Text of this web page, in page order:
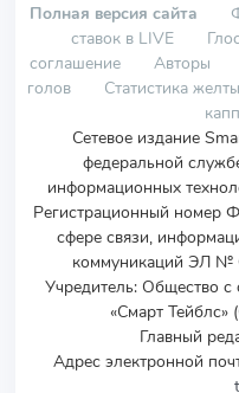
Полная версия сайта
ставок в LIVE
соглашение
Авторы
голов
Статистика
Сетевое издание
федеральной
информационных
Регистрационный номер
сфере связи,
коммуникаций ЭЛ №
Учредитель: Общество с
«Смарт
Главный
Адрес электронной